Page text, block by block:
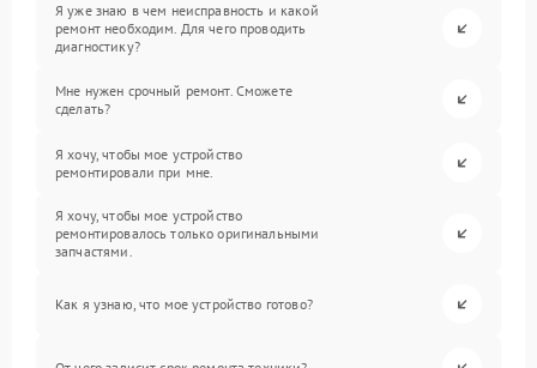
Я уже знаю в чем неисправность и какой
ремонт необходим. Для чего проводить
диагностику?
Мне нужен срочный ремонт. Сможете
сделать?
Я хочу, чтобы мое устройство
ремонтировали при мне.
Я хочу, чтобы мое устройство
ремонтировалось только оригинальными
запчастями.
Как я узнаю, что мое устройство готово?